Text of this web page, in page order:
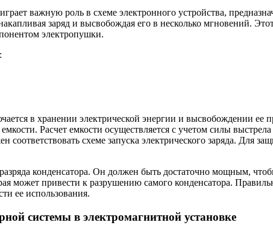
важную роль в схеме электронного устройства,
заряд и высвобождая его в несколько мгновений.
электропушки.
в хранении электрической энергии и высвобождении ее
Расчет емкости осуществляется с учетом силы
схеме запуска электрического заряда. Для
конденсатора. Он должен быть достаточно мощным,
может привести к разрушению самого конденсатора.
ее использования.
системы в электромагнитной установке